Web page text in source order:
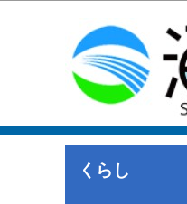
くらし